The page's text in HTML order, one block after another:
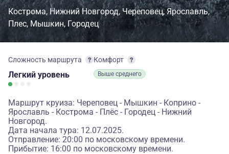
Кострома Нижний Новгород Череповец Ярославль
Плес Мышкин Городец
Сложность маршрута
Легкий уровень
Комфорт
Выше среднего
Маршрут круиза: Череповец - Мышкин - Коприно -
Ярославль - Кострома - Плёс - Городец - Нижний
Новгород.
Дата начала тура: 12.07.2025.
Отправление: 20:00 по московскому времени.
Прибытие: 16:00 по московскому времени.